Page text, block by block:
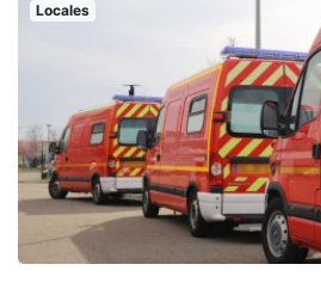
Locales